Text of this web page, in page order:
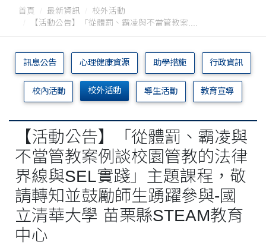
首頁 最新資訊
校外活動
【活動公告】「從體罰、霸凌與不當管教案....
訊息公告 心理健康資源 助學措施 行政資訊
校內活動 校外活動 導生活動 教育宣導
【活動公告】「從體罰、霸凌與
不當管教案例談校園管教的法律
界線與SEL實踐」主題課程，敬
請轉知並鼓勵師生踴躍參與-國
立清華大學 苗栗縣STEAM教育
中心